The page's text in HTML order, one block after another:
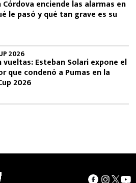
Córdova enciende las alarmas en
le pasó y qué tan grave es su
2026
vueltas: Esteban Solari expone el
que condenó a Pumas en la
2026